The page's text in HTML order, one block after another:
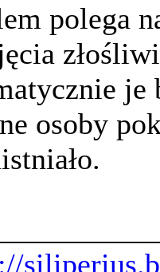
polega
je
osoby